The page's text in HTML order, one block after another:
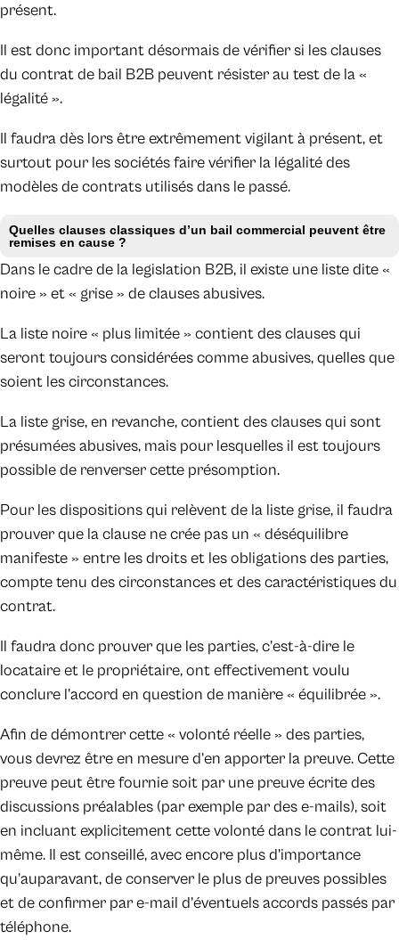
présent.
Il est donc important désormais de vérifier si les clauses
du contrat de bail B2B peuvent résister au test de la «
légalité ».
Il faudra dès lors être extrêmement vigilant à présent, et
surtout pour les sociétés faire vérifier la légalité des
modèles de contrats utilisés dans le passé.
Quelles clauses classiques d’un bail commercial peuvent être
remises en cause ?
Dans le cadre de la legislation B2B, il existe une liste dite «
noire » et « grise » de clauses abusives.
La liste noire « plus limitée » contient des clauses qui
seront toujours considérées comme abusives, quelles que
soient les circonstances.
La liste grise, en revanche, contient des clauses qui sont
présumées abusives, mais pour lesquelles il est toujours
possible de renverser cette présomption.
Pour les dispositions qui relèvent de la liste grise, il faudra
prouver que la clause ne crée pas un « déséquilibre
manifeste » entre les droits et les obligations des parties,
compte tenu des circonstances et des caractéristiques du
contrat.
Il faudra donc prouver que les parties, c’est-à-dire le
locataire et le propriétaire, ont effectivement voulu
conclure l’accord en question de manière « équilibrée ».
Afin de démontrer cette « volonté réelle » des parties,
vous devrez être en mesure d’en apporter la preuve. Cette
preuve peut être fournie soit par une preuve écrite des
discussions préalables (par exemple par des e-mails), soit
en incluant explicitement cette volonté dans le contrat lui-
même. Il est conseillé, avec encore plus d’importance
qu’auparavant, de conserver le plus de preuves possibles
et de confirmer par e-mail d’éventuels accords passés par
téléphone.